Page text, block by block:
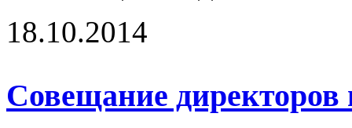
18.10.2014
Совещание